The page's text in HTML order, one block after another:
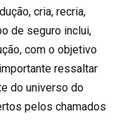
cria, recria,
de seguro inclui,
com o objetivo
ressaltar
do universo do
pelos chamados